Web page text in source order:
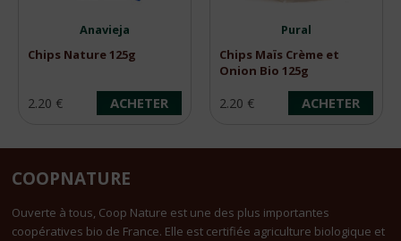
Anavieja
Chips Nature 125g
2.20 € ACHETER
Pural
Chips Maïs Crème et
Onion Bio 125g
2.20 € ACHETER
COOPNATURE
Ouverte à tous, Coop Nature est une des plus importantes
coopératives bio de France. Elle est certifiée agriculture biologique et